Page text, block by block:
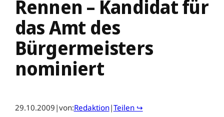
Rennen – Kandidat für
das Amt des
Bürgermeisters
nominiert
29.10.2009 |von:Redaktion|Teilen ↪